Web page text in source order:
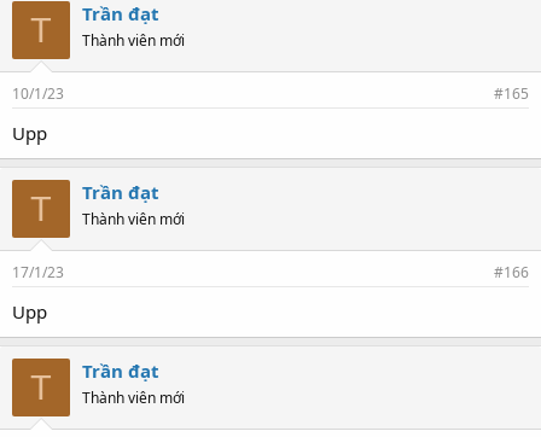
T Trần đạt
Thành viên mới
10/1/23 #165
Upp
T Trần đạt
Thành viên mới
17/1/23 #166
Upp
T Trần đạt
Thành viên mới